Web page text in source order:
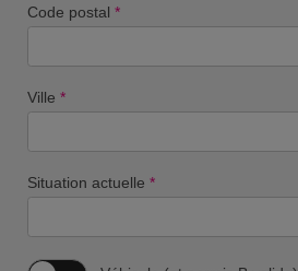
Code postal *
Ville *
Situation actuelle *